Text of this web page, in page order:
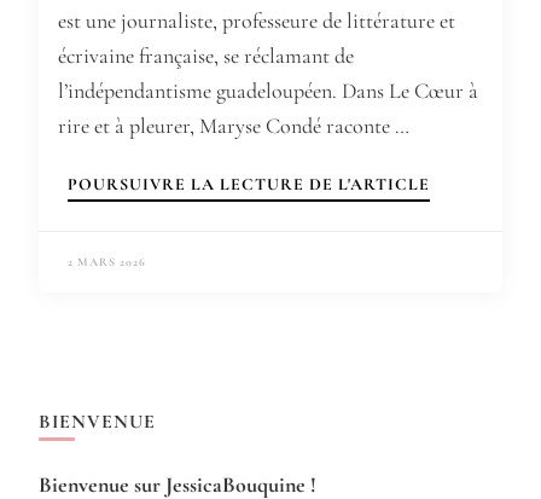
est une journaliste, professeure de littérature et
écrivaine française, se réclamant de
l’indépendantisme guadeloupéen. Dans Le Cœur à
rire et à pleurer, Maryse Condé raconte …
POURSUIVRE LA LECTURE DE L'ARTICLE
2 MARS 2026
BIENVENUE
Bienvenue sur JessicaBouquine !